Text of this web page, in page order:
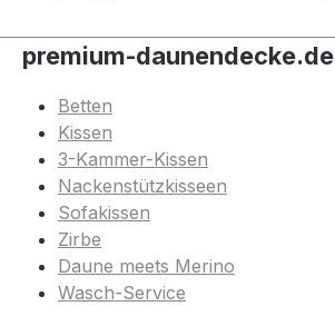
premium-daunendecke.de
Betten
Kissen
3-Kammer-Kissen
Nackenstützkisseen
Sofakissen
Zirbe
Daune meets Merino
Wasch-Service